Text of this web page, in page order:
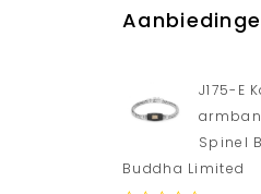
J175-E
Spinel
Buddha Limited